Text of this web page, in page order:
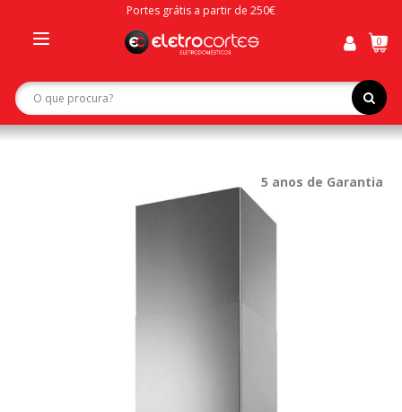
Portes grátis a partir de 250€
navigation
0
5 anos de Garantia